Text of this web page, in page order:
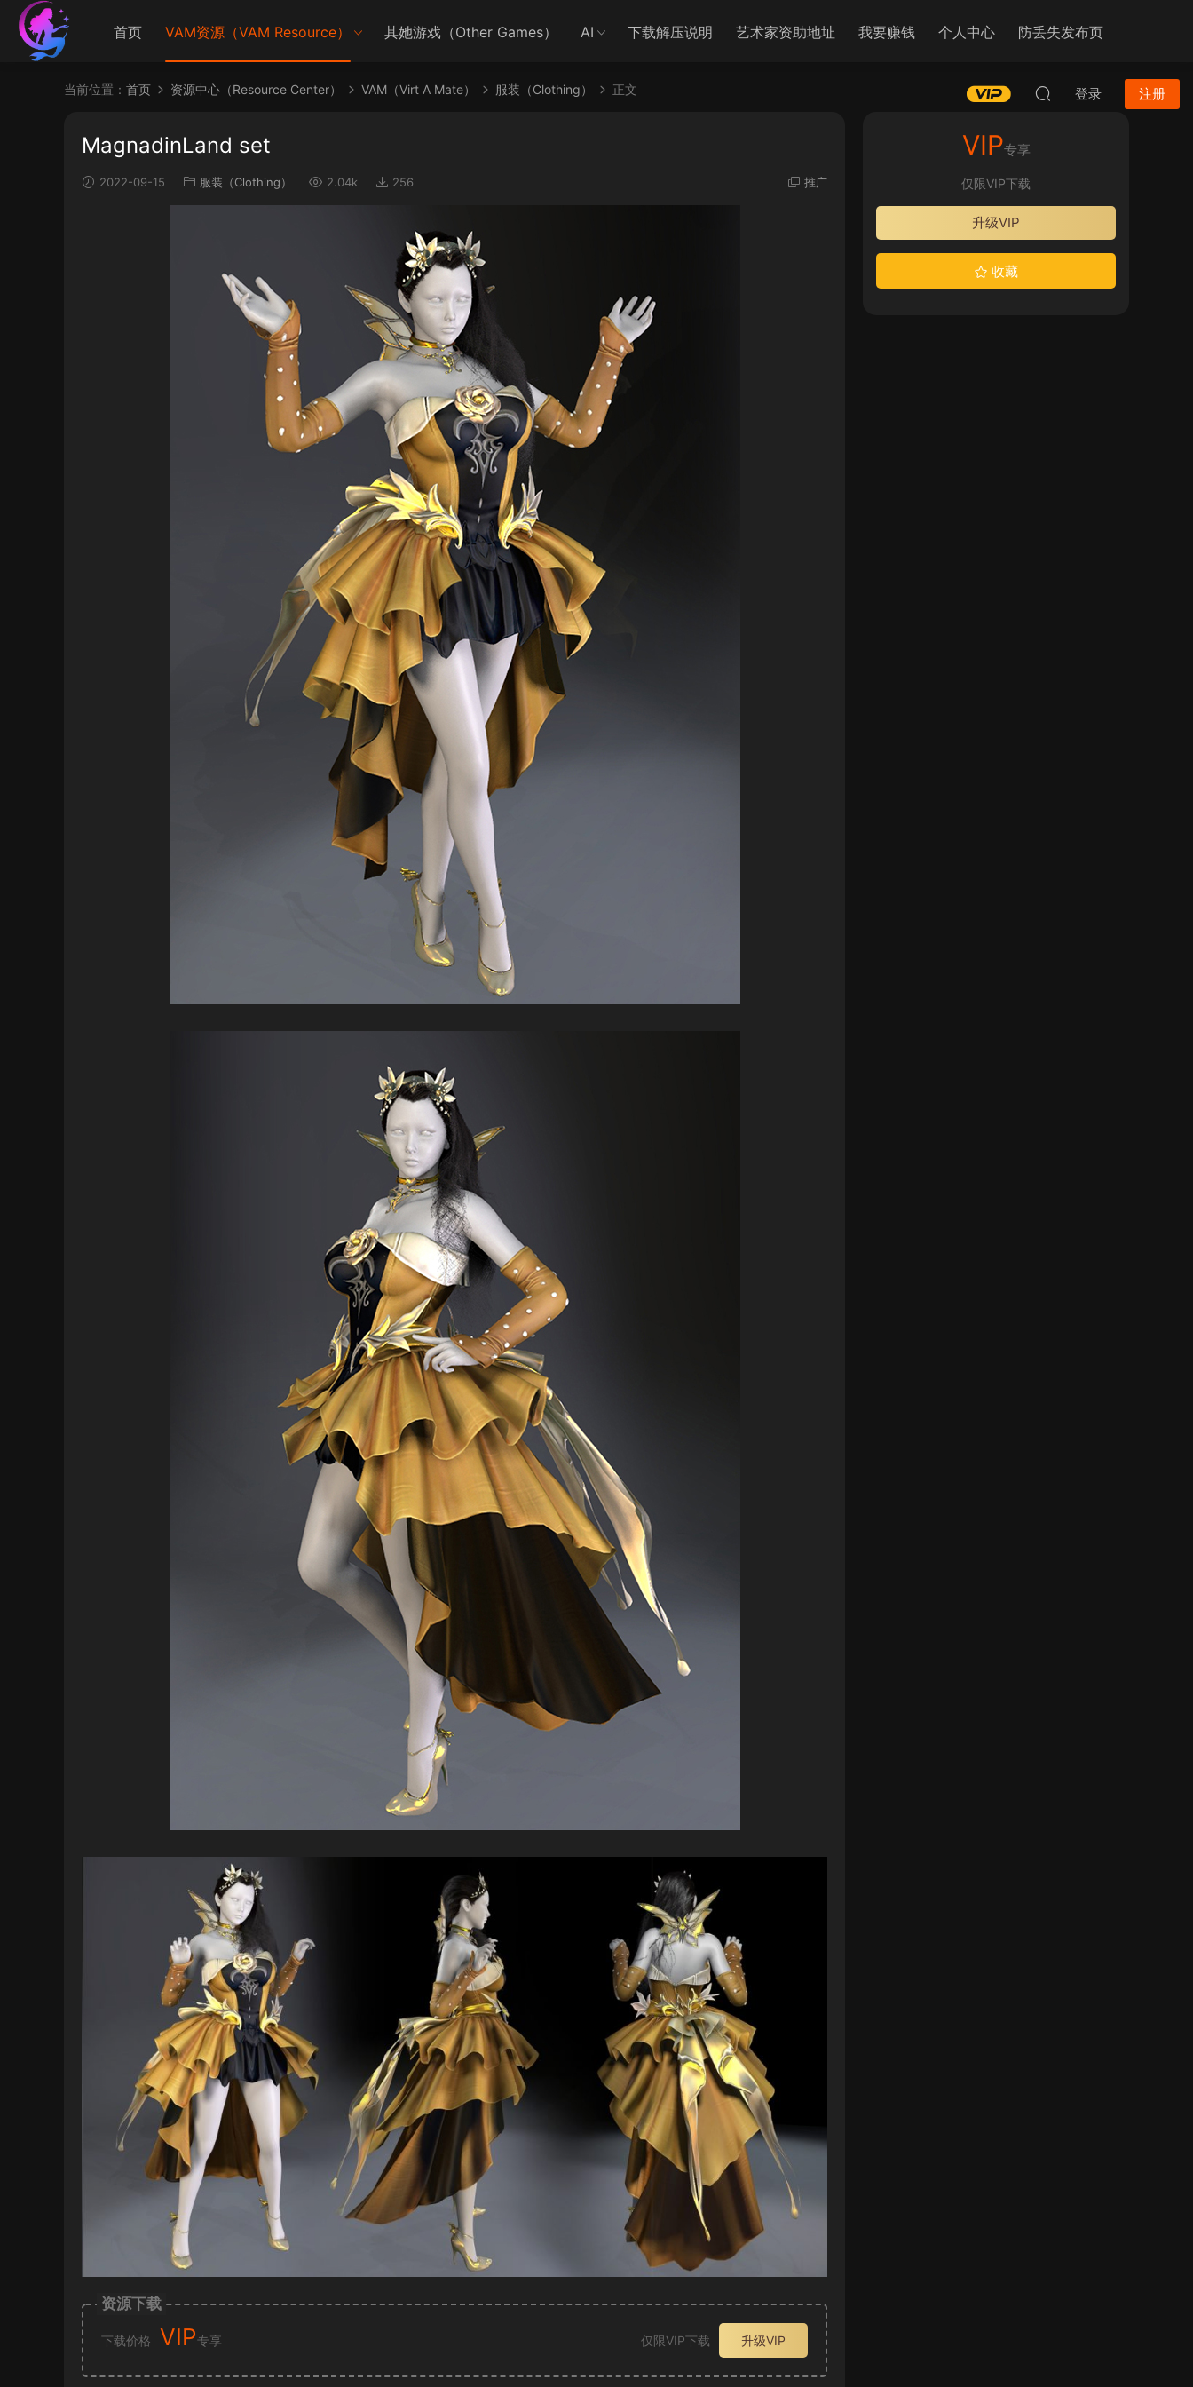
首页 VAM资源（VAM Resource） 其她游戏（Other Games） AI 下载解压说明 艺术家资助地址 我要赚钱 个人中心 防丢失发布页
登录 注册
当前位置： 首页 资源中心（Resource Center） VAM（Virt A Mate） 服装（Clothing） 正文
MagnadinLand set
2022-09-15 服装（Clothing） 2.04k 256 推广
资源下载
下载价格 VIP专享 仅限VIP下载 升级VIP
VIP专享
仅限VIP下载
升级VIP
收藏